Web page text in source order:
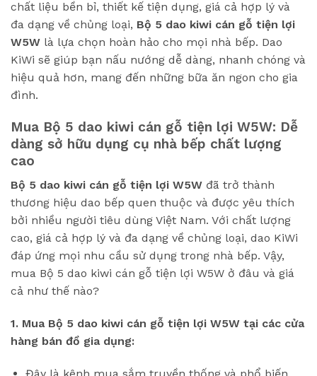
chất liệu bền bỉ, thiết kế tiện dụng, giá cả hợp lý và
đa dạng về chủng loại, Bộ 5 dao kiwi cán gỗ tiện lợi
W5W là lựa chọn hoàn hảo cho mọi nhà bếp. Dao
KiWi sẽ giúp bạn nấu nướng dễ dàng, nhanh chóng và
hiệu quả hơn, mang đến những bữa ăn ngon cho gia
đình.
Mua Bộ 5 dao kiwi cán gỗ tiện lợi W5W: Dễ
dàng sở hữu dụng cụ nhà bếp chất lượng
cao
Bộ 5 dao kiwi cán gỗ tiện lợi W5W đã trở thành
thương hiệu dao bếp quen thuộc và được yêu thích
bởi nhiều người tiêu dùng Việt Nam. Với chất lượng
cao, giá cả hợp lý và đa dạng về chủng loại, dao KiWi
đáp ứng mọi nhu cầu sử dụng trong nhà bếp. Vậy,
mua Bộ 5 dao kiwi cán gỗ tiện lợi W5W ở đâu và giá
cả như thế nào?
1. Mua Bộ 5 dao kiwi cán gỗ tiện lợi W5W tại các cửa
hàng bán đồ gia dụng: